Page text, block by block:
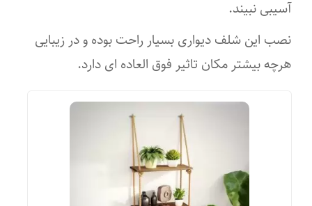
آسیبی نبیند.
نصب این شلف دیواری بسیار راحت بوده و در زیبایی
هرچه بیشتر مکان تاثیر فوق العاده ای دارد.